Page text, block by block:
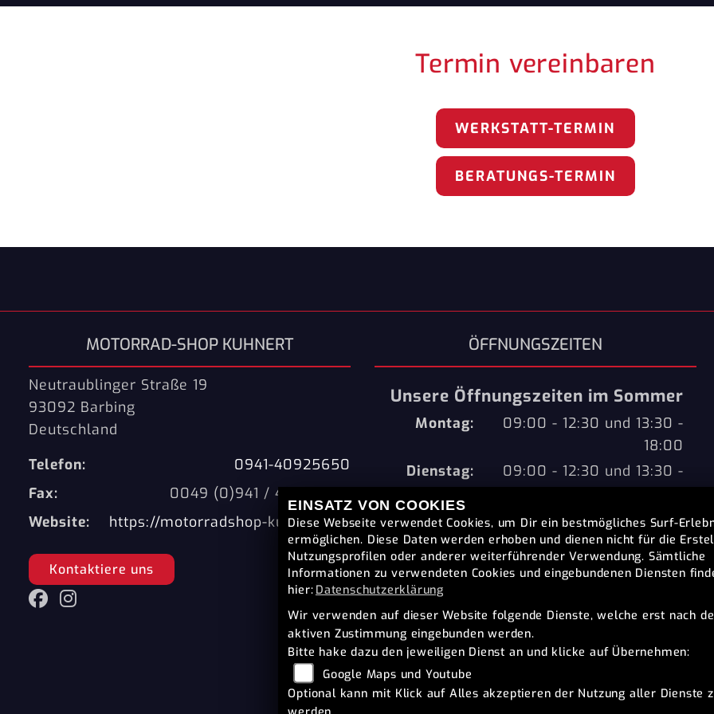
Termin vereinbaren
WERKSTATT-TERMIN
BERATUNGS-TERMIN
MOTORRAD-SHOP KUHNERT
Neutraublinger Straße 19
93092 Barbing
Deutschland
Telefon:
0941-40925650
Fax:
0049 (0)941 / 40925655
Website:
https://motorradshop-kuhnert.de/
Kontaktiere uns
ÖFFNUNGSZEITEN
Unsere Öffnungszeiten im Sommer
Montag:
09:00 - 12:30 und 13:30 -
18:00
Dienstag:
09:00 - 12:30 und 13:30 -
18:00
Mittwoch:
09:00 - 12:30 und 13:30 -
18:00
Donnerstag:
09:00 - 12:30 und 13:30 -
Freitag:
09:00 - 12:30 und 13:30 -
Samstag:
09:00 - 13:00
Sonntag:
geschlossen
EINSATZ VON COOKIES
Diese Webseite verwendet Cookies, um Dir ein bestmögliches Surf-
ermöglichen. Diese Daten werden erhoben und dienen nicht für die
Nutzungsprofilen oder anderer weiterführender Verwendung. Sämtliche
Informationen zu verwendeten Cookies und eingebundenen Diensten
hier: Datenschutzerklärung
Wir verwenden auf dieser Website folgende Dienste, welche erst nach
aktiven Zustimmung eingebunden werden.
Bitte hake dazu den jeweiligen Dienst an und klicke auf Übernehmen:
Google Maps und Youtube
Optional kann mit Klick auf Alles akzeptieren der Nutzung aller Dienste